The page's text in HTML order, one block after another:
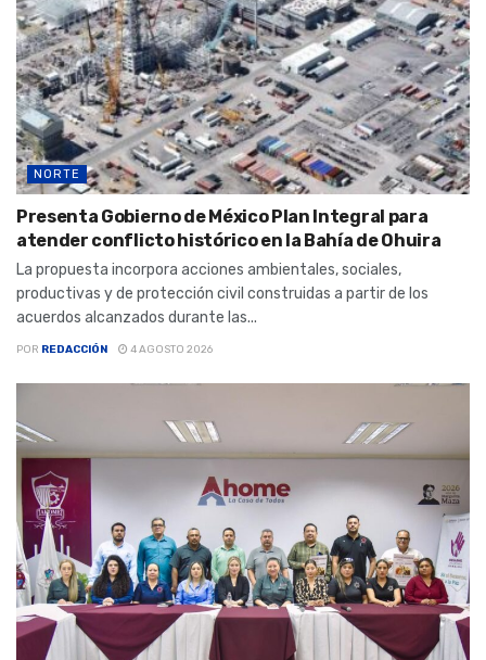
NORTE
Presenta Gobierno de México Plan Integral para
atender conflicto histórico en la Bahía de Ohuira
La propuesta incorpora acciones ambientales, sociales,
productivas y de protección civil construidas a partir de los
acuerdos alcanzados durante las...
POR REDACCIÓN 4 AGOSTO 2026